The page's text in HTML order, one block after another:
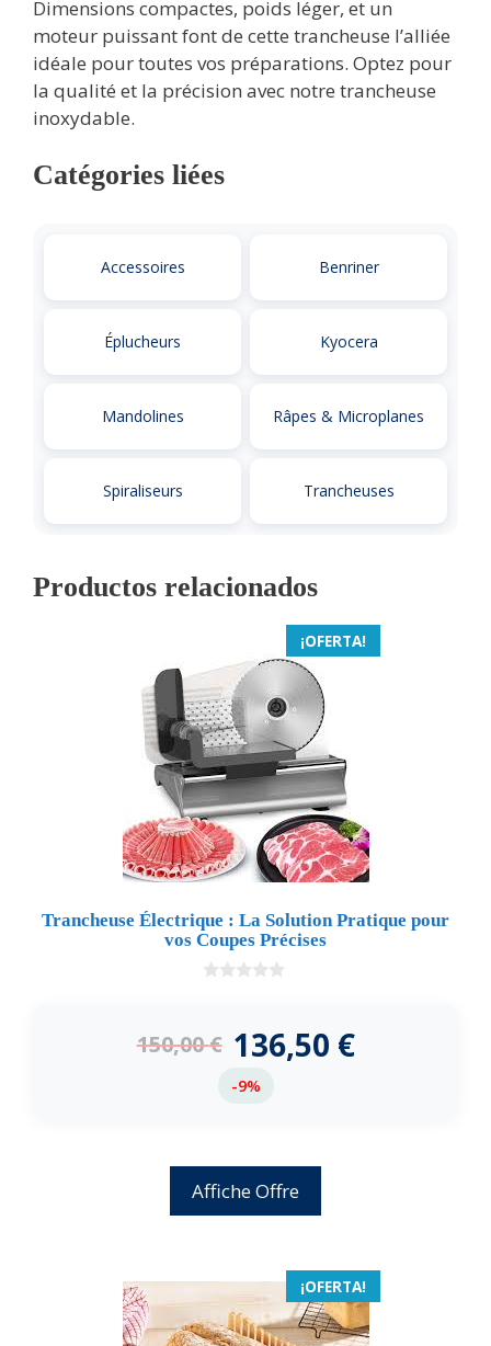
Dimensions compactes, poids léger, et un
moteur puissant font de cette trancheuse l’alliée
idéale pour toutes vos préparations. Optez pour
la qualité et la précision avec notre trancheuse
inoxydable.
Catégories liées
Accessoires Benriner
Éplucheurs Kyocera
Mandolines Râpes & Microplanes
Spiraliseurs Trancheuses
Productos relacionados
¡OFERTA!
Trancheuse Électrique : La Solution Pratique pour
vos Coupes Précises
5
150,00€ 136,50 €
-9%
Affiche Offre
¡OFERTA!